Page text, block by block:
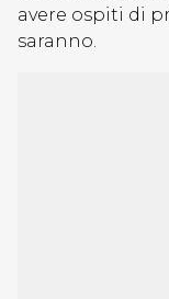
avere ospiti di
saranno.